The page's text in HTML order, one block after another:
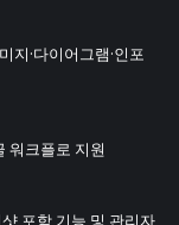
·다이어그램·인포
워크플로 지원
포함 기능 및 관리자